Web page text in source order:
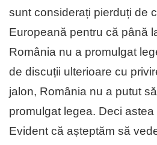
sunt considerați pierduți de
Europeană pentru că până
România nu a promulgat
de discuții ulterioare cu
jalon, România nu a putut
promulgat legea. Deci
Evident că așteptăm să